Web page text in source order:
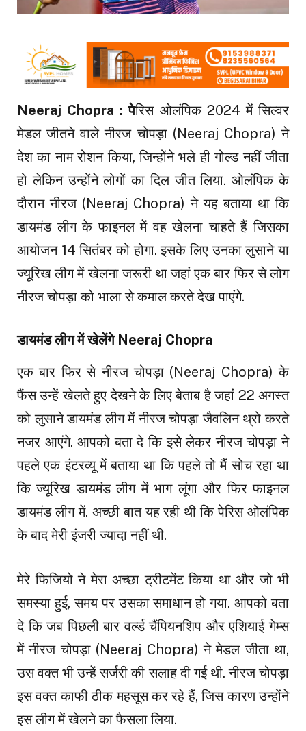
Neeraj Chopra : पेरिस ओलंपिक 2024 में सिल्वर
मेडल जीतने वाले नीरज चोपड़ा (Neeraj Chopra) ने
देश का नाम रोशन किया, जिन्होंने भले ही गोल्ड नहीं जीता
हो लेकिन उन्होंने लोगों का दिल जीत लिया. ओलंपिक के
दौरान नीरज (Neeraj Chopra) ने यह बताया था कि
डायमंड लीग के फाइनल में वह खेलना चाहते हैं जिसका
आयोजन 14 सितंबर को होगा. इसके लिए उनका लुसाने या
ज्यूरिख लीग में खेलना जरूरी था जहां एक बार फिर से लोग
नीरज चोपड़ा को भाला से कमाल करते देख पाएंगे.
डायमंड लीग में खेलेंगे Neeraj Chopra
एक बार फिर से नीरज चोपड़ा (Neeraj Chopra) के
फैंस उन्हें खेलते हुए देखने के लिए बेताब है जहां 22 अगस्त
को लुसाने डायमंड लीग में नीरज चोपड़ा जैवलिन थ्रो करते
नजर आएंगे. आपको बता दे कि इसे लेकर नीरज चोपड़ा ने
पहले एक इंटरव्यू में बताया था कि पहले तो मैं सोच रहा था
कि ज्यूरिख डायमंड लीग में भाग लूंगा और फिर फाइनल
डायमंड लीग में. अच्छी बात यह रही थी कि पेरिस ओलंपिक
के बाद मेरी इंजरी ज्यादा नहीं थी.
मेरे फिजियो ने मेरा अच्छा ट्रीटमेंट किया था और जो भी
समस्या हुई, समय पर उसका समाधान हो गया. आपको बता
दे कि जब पिछली बार वर्ल्ड चैंपियनशिप और एशियाई गेम्स
में नीरज चोपड़ा (Neeraj Chopra) ने मेडल जीता था,
उस वक्त भी उन्हें सर्जरी की सलाह दी गई थी. नीरज चोपड़ा
इस वक्त काफी ठीक महसूस कर रहे हैं, जिस कारण उन्होंने
इस लीग में खेलने का फैसला लिया.